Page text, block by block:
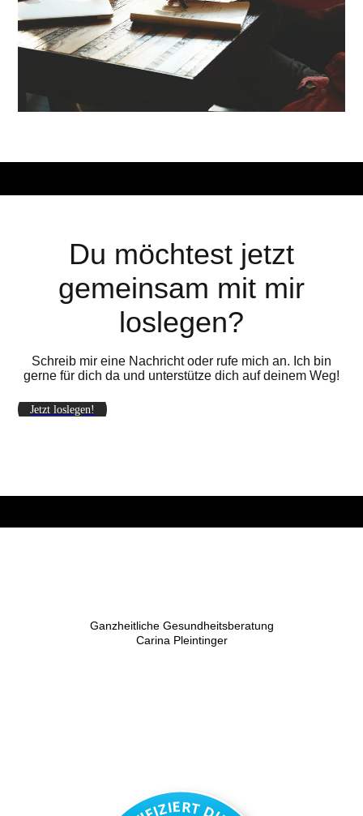
Du möchtest jetzt
gemeinsam mit mir
loslegen?
Schreib mir eine Nachricht oder rufe mich an. Ich bin
gerne für dich da und unterstütze dich auf deinem Weg!
Jetzt loslegen!
Ganzheitliche Gesundheitsberatung
Carina Pleintinger